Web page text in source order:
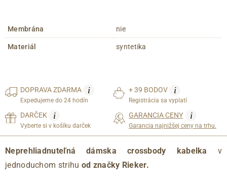
Membrána nie
Materiál syntetika
DOPRAVAZDARMA i
Expedujeme do 24 hodín
+ 39 BODOV i
Registrácia sa vyplatí
DARČEK i
Vyberte si v košíku darček
GARANCIA CENY i
Garancia najnižšej ceny na trhu.
Neprehliadnuteľná dámska crossbody kabelka v
jednoduchom strihu od značky Rieker.